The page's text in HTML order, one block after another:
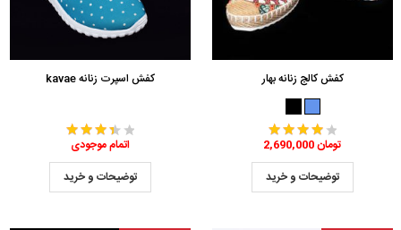
کفش کالج زنانه بهار
2,690,000 تومان
توضیحات و خرید
کفش اسپرت زنانه kavae
اتمام موجودی
توضیحات و خرید